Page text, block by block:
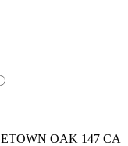
OAK 147 CA